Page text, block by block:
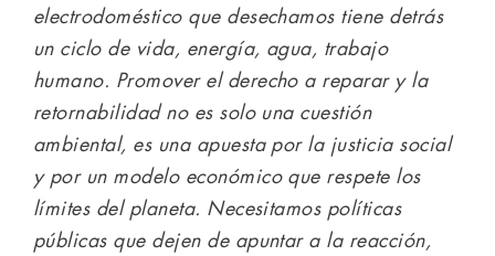
electrodoméstico que desechamos tiene detrás
un ciclo de vida, energía, agua, trabajo
humano. Promover el derecho a reparar y la
retornabilidad no es solo una cuestión
ambiental, es una apuesta por la justicia social
y por un modelo económico que respete los
límites del planeta. Necesitamos políticas
públicas que dejen de apuntar a la reacción,